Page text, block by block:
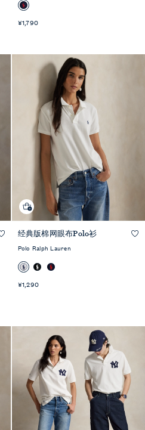
¥1,790
快速预览
经典版棉网眼布Polo衫
Polo Ralph Lauren
¥1,290